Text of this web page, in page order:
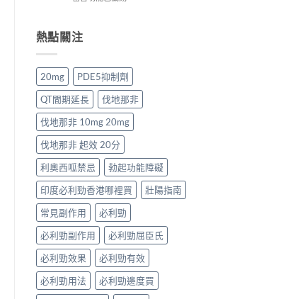
南〉
4
偽
鑑
別
指
南〉
中
健
行
榜
與
網
購
選
購
指
南〉
中
價
攻
略：
藥
房
與
網
購
正
貨
渠
道
比
較〉
中
必
利
香
港
價
格
全
攻
略：
Priligy
藥
房
與
網
購
正
貨
渠
道
比
較〉
熱點關注
20mg
PDE5抑制劑
QT間期延長
伐地那非
伐地那非 10mg 20mg
伐地那非 起效 20分
利奧西呱禁忌
勃起功能障礙
印度必利勁香港哪裡買
壯陽指南
常見副作用
必利勁
必利勁副作用
必利勁屈臣氏
必利勁效果
必利勁有效
必利勁用法
必利勁邊度買